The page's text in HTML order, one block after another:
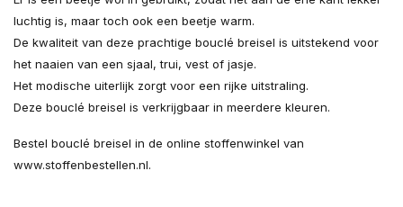
luchtig is, maar toch ook een beetje warm.
De kwaliteit van deze prachtige bouclé breisel is uitstekend voor
het naaien van een sjaal, trui, vest of jasje.
Het modische uiterlijk zorgt voor een rijke uitstraling.
Deze bouclé breisel is verkrijgbaar in meerdere kleuren.
Bestel bouclé breisel in de online stoffenwinkel van
www.stoffenbestellen.nl.